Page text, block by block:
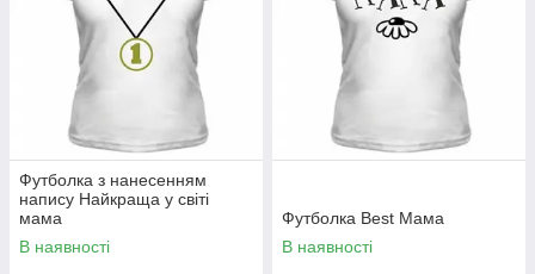
Футболка з нанесенням
напису Найкраща у світі
мама
В наявності
Футболка Best Мама
В наявності